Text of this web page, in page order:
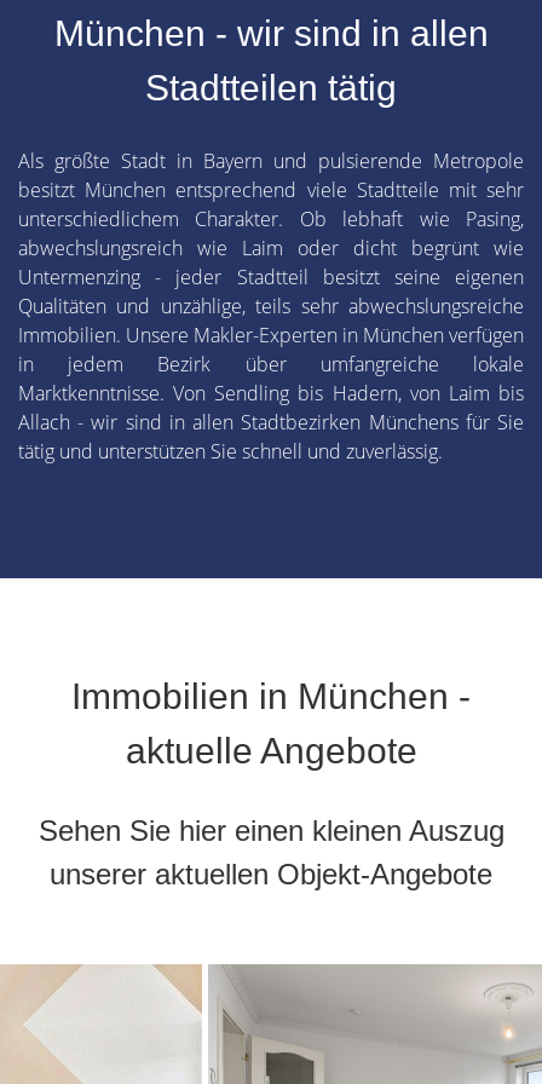
München - wir sind in allen
Stadtteilen tätig
Als größte Stadt in Bayern und pulsierende Metropole
besitzt München entsprechend viele Stadtteile mit sehr
unterschiedlichem Charakter. Ob lebhaft wie Pasing,
abwechslungsreich wie Laim oder dicht begrünt wie
Untermenzing - jeder Stadtteil besitzt seine eigenen
Qualitäten und unzählige, teils sehr abwechslungsreiche
Immobilien. Unsere Makler-Experten in München verfügen
in jedem Bezirk über umfangreiche lokale
Marktkenntnisse. Von Sendling bis Hadern, von Laim bis
Allach - wir sind in allen Stadtbezirken Münchens für Sie
tätig und unterstützen Sie schnell und zuverlässig.
Immobilien in München -
aktuelle Angebote
Sehen Sie hier einen kleinen Auszug
unserer aktuellen Objekt-Angebote